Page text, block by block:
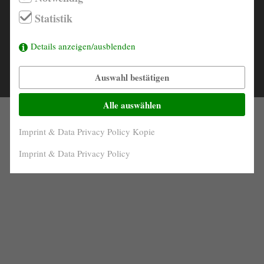
info@derautojaeger.de
INTERIOR
COLOR braun- metallic
Imprint & Data Privacy Policy
Statistik
Details anzeigen/ausblenden
Auswahl bestätigen
Alle auswählen
Imprint & Data Privacy Policy Kopie
Imprint & Data Privacy Policy